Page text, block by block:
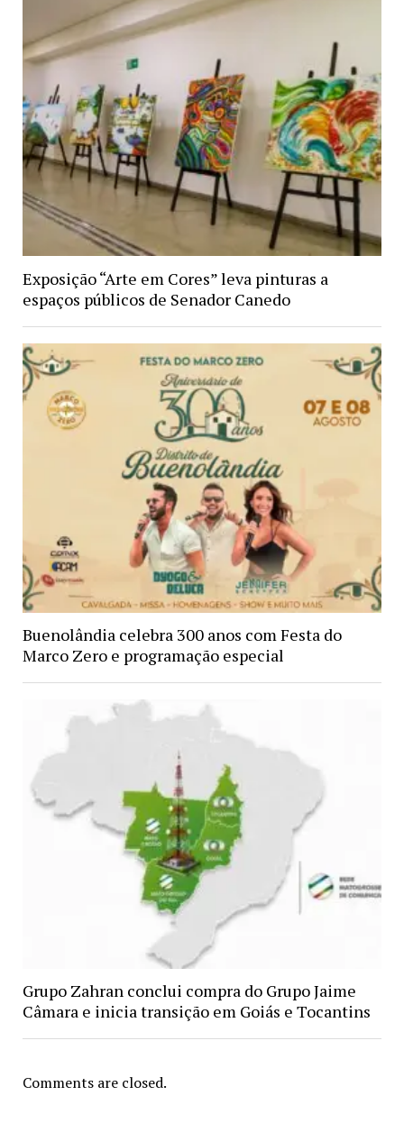
Exposição “Arte em Cores” leva pinturas a
espaços públicos de Senador Canedo
Buenolândia celebra 300 anos com Festa do
Marco Zero e programação especial
Grupo Zahran conclui compra do Grupo Jaime
Câmara e inicia transição em Goiás e Tocantins
Comments are closed.